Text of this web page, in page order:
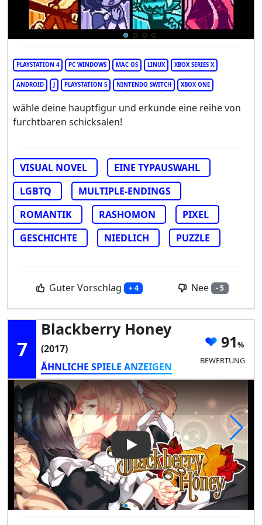
PLAYSTATION 4 PC WINDOWS MAC OS LINUX XBOX SERIES X
ANDROID J PLAYSTATION 5 NINTENDO SWITCH XBOX ONE
wähle deine hauptfigur und erkunde eine reihe von
furchtbaren schicksalen!
VISUAL NOVEL
EINE TYPAUSWAHL
LGBTQ
MULTIPLE-ENDINGS
ROMANTIK
RASHOMON
PIXEL
GESCHICHTE
NIEDLICH PUZZLE
Guter Vorschlag + 4 Nee - 5
7
Blackberry Honey
(2017)
ÄHNLICHE SPIELE ANZEIGEN
91
BEWERTUNG
Play Video: Blackberry Honey